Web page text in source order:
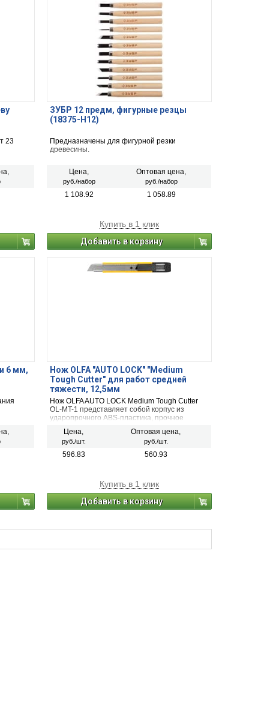
23
ЗУБР 12 предм, фигурные резцы
(18375-H12)
Предназначены для фигурной резки
древесины.
Цена,
руб./набор
Оптовая цена,
руб./набор
1 108.92 1 058.89
Купить в 1 клик
Добавить в корзину
6 мм,
Нож OLFA "AUTO LOCK" "Medium
Tough Cutter" для работ средней
тяжести, 12,5мм
Нож OLFA AUTO LOCK Medium Tough Cutter
OL-MT-1 представляет собой корпус из
ударопрочного ABS-пластика, прочное
удобный карманный зажим. Инструмент
широко используется для резки
гофрокартона, бумаги, пластика,
так и для левшей, он не требует
перестановки режущей части.
Цена,
руб./шт.
Оптовая цена,
руб./шт.
596.83 560.93
Купить в 1 клик
Добавить в корзину